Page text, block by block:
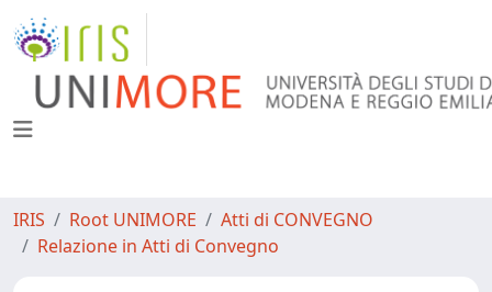
IRIS Root UNIMORE
Atti di CONVEGNO
Relazione in Atti di Convegno